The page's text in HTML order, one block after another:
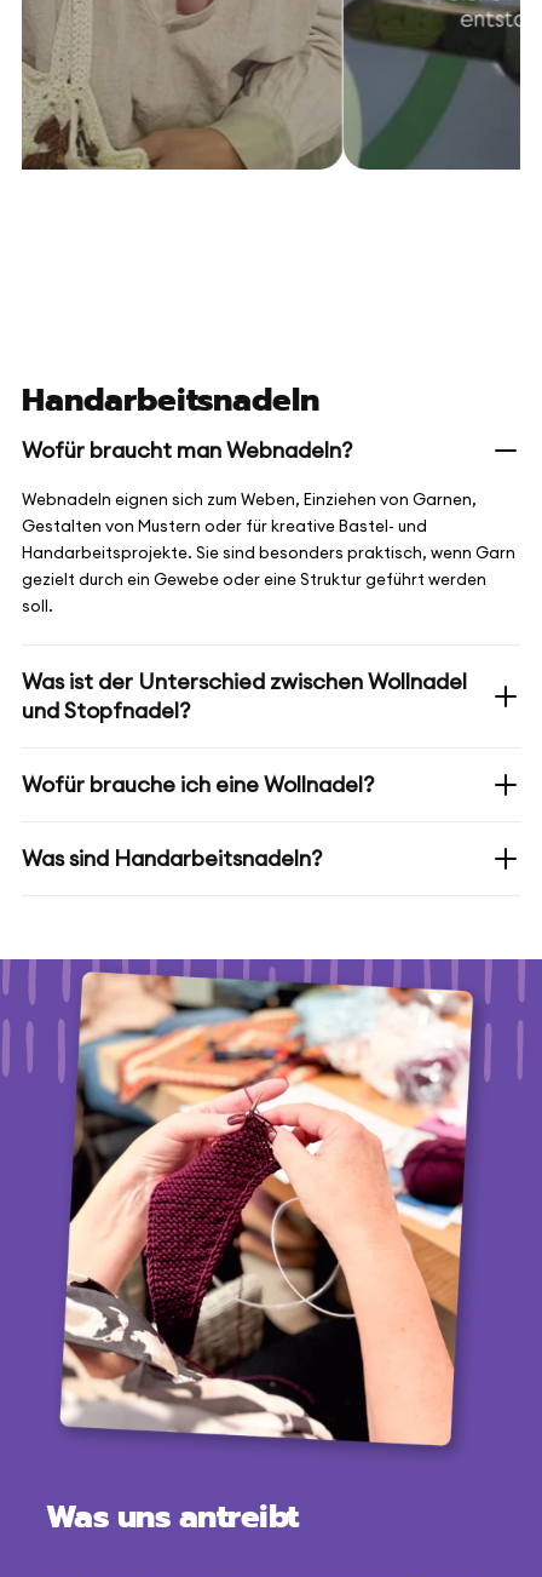
Handarbeitsnadeln
Wofür braucht man Webnadeln?
Webnadeln eignen sich zum Weben, Einziehen von Garnen,
Gestalten von Mustern oder für kreative Bastel- und
Handarbeitsprojekte. Sie sind besonders praktisch, wenn Garn
gezielt durch ein Gewebe oder eine Struktur geführt werden
soll.
Was ist der Unterschied zwischen Wollnadel
und Stopfnadel?
Wofür brauche ich eine Wollnadel?
Was sind Handarbeitsnadeln?
Was uns antreibt